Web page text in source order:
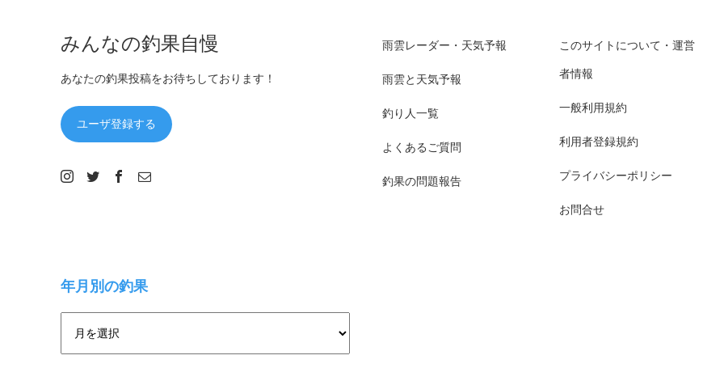
みんなの釣果自慢
あなたの釣果投稿をお待ちしております！
ユーザ登録する
雨雲レーダー・天気予報
雨雲と天気予報
釣り人一覧
よくあるご質問
釣果の問題報告
このサイトについて・運営
者情報
一般利用規約
利用者登録規約
プライバシーポリシー
お問合せ
年月別の釣果